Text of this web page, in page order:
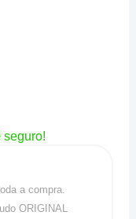
seguro!
a compra.
ORIGINAL